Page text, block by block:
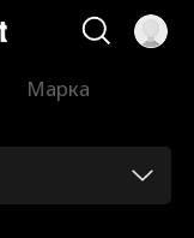
Марка